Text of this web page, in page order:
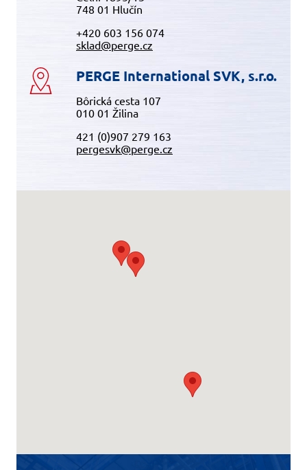
748 01 Hlučín
+420 603 156 074
sklad@perge.cz
PERGE International SVK, s.r.o.
Bôrická cesta 107
010 01 Žilina
421 (0)907 279 163
pergesvk@perge.cz